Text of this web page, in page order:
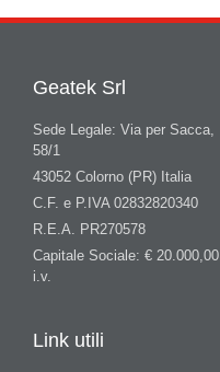
Geatek Srl
Sede Legale: Via per Sacca,
58/1
43052 Colorno (PR) Italia
C.F. e P.IVA 02832820340
R.E.A. PR270578
Capitale Sociale: € 20.000,00
i.v.
Link utili